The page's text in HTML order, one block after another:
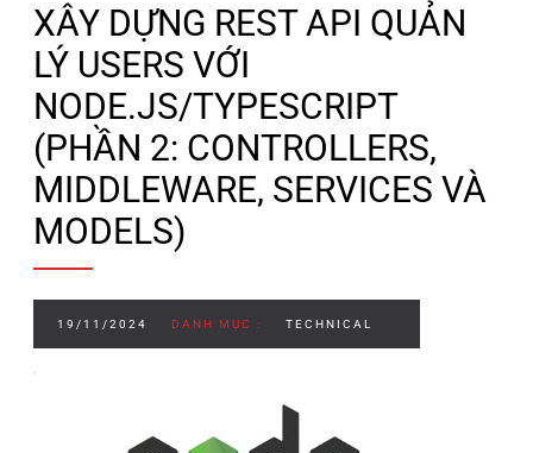
XÂY DỰNG REST API QUẢN
LÝ USERS VỚI
NODE.JS/TYPESCRIPT
(PHẦN 2: CONTROLLERS,
MIDDLEWARE, SERVICES VÀ
MODELS)
19/11/2024 DANH MỤC : TECHNICAL